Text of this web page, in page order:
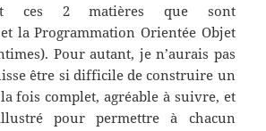
ces 2 matières que sont
la Programmation Orientée Objet
Pour autant, je n’aurais pas
être si difficile de construire un
fois complet, agréable à suivre, et
pour permettre à chacun